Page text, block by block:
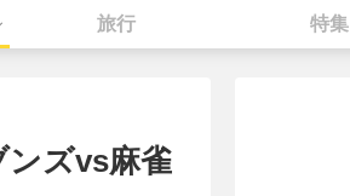
旅行 特集
ンズvs麻雀